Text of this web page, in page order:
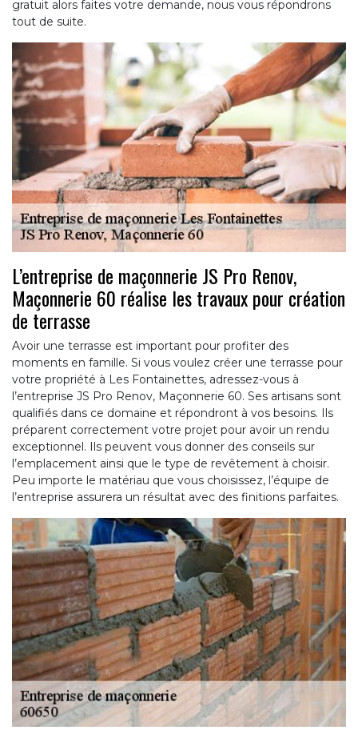
gratuit alors faites votre demande, nous vous répondrons
tout de suite.
L’entreprise de maçonnerie JS Pro Renov,
Maçonnerie 60 réalise les travaux pour création
de terrasse
Avoir une terrasse est important pour profiter des
moments en famille. Si vous voulez créer une terrasse pour
votre propriété à Les Fontainettes, adressez-vous à
l’entreprise JS Pro Renov, Maçonnerie 60. Ses artisans sont
qualifiés dans ce domaine et répondront à vos besoins. Ils
préparent correctement votre projet pour avoir un rendu
exceptionnel. Ils peuvent vous donner des conseils sur
l’emplacement ainsi que le type de revêtement à choisir.
Peu importe le matériau que vous choisissez, l’équipe de
l’entreprise assurera un résultat avec des finitions parfaites.